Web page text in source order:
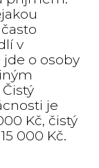
v
jde o osoby
je
Kč, čistý
000 Kč.